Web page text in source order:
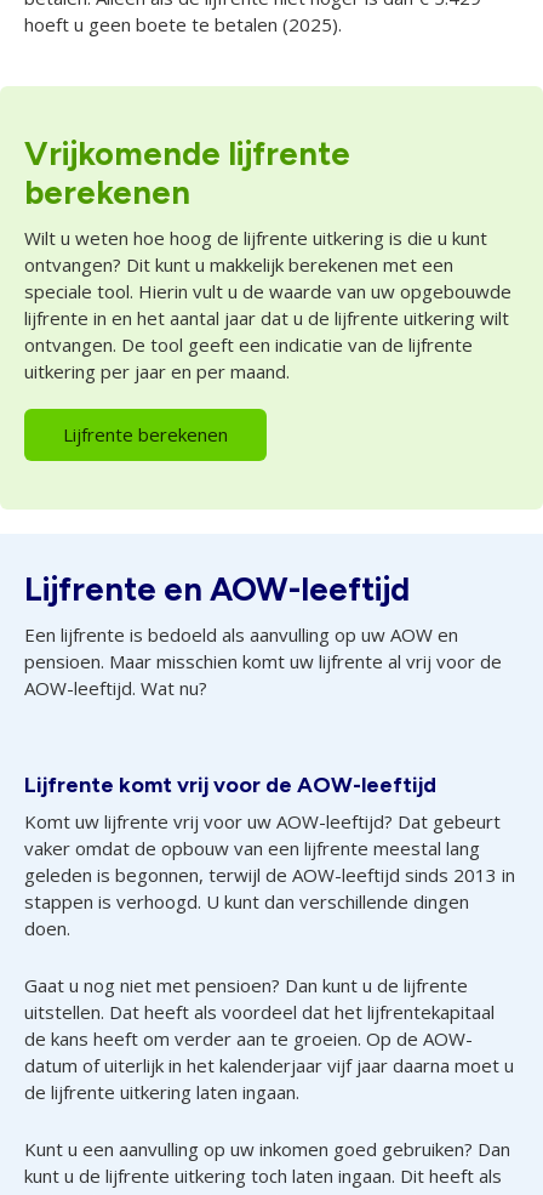
hoeft u geen boete te betalen (2025).
Vrijkomende lijfrente
berekenen
Wilt u weten hoe hoog de lijfrente uitkering is die u kunt
ontvangen? Dit kunt u makkelijk berekenen met een
speciale tool. Hierin vult u de waarde van uw opgebouwde
lijfrente in en het aantal jaar dat u de lijfrente uitkering wilt
ontvangen. De tool geeft een indicatie van de lijfrente
uitkering per jaar en per maand.
Lijfrente berekenen
Lijfrente en AOW-leeftijd
Een lijfrente is bedoeld als aanvulling op uw AOW en
pensioen. Maar misschien komt uw lijfrente al vrij voor de
AOW-leeftijd. Wat nu?
Lijfrente komt vrij voor de AOW-leeftijd
Komt uw lijfrente vrij voor uw AOW-leeftijd? Dat gebeurt
vaker omdat de opbouw van een lijfrente meestal lang
geleden is begonnen, terwijl de AOW-leeftijd sinds 2013 in
stappen is verhoogd. U kunt dan verschillende dingen
doen.
Gaat u nog niet met pensioen? Dan kunt u de lijfrente
uitstellen. Dat heeft als voordeel dat het lijfrentekapitaal
de kans heeft om verder aan te groeien. Op de AOW-
datum of uiterlijk in het kalenderjaar vijf jaar daarna moet u
de lijfrente uitkering laten ingaan.
Kunt u een aanvulling op uw inkomen goed gebruiken? Dan
kunt u de lijfrente uitkering toch laten ingaan. Dit heeft als